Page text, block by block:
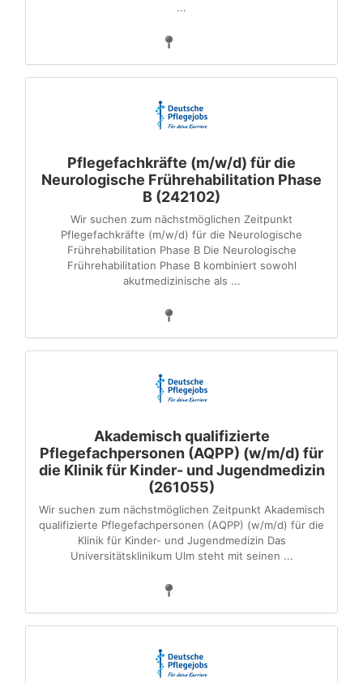
...
Pflegefachkräfte (m/w/d) für die
Neurologische Frührehabilitation Phase
B (242102)
Wir suchen zum nächstmöglichen Zeitpunkt
Pflegefachkräfte (m/w/d) für die Neurologische
Frührehabilitation Phase B Die Neurologische
Frührehabilitation Phase B kombiniert sowohl
akutmedizinische als ...
Akademisch qualifizierte
Pflegefachpersonen (AQPP) (w/m/d) für
die Klinik für Kinder- und Jugendmedizin
(261055)
Wir suchen zum nächstmöglichen Zeitpunkt Akademisch
qualifizierte Pflegefachpersonen (AQPP) (w/m/d) für die
Klinik für Kinder- und Jugendmedizin Das
Universitätsklinikum Ulm steht mit seinen ...